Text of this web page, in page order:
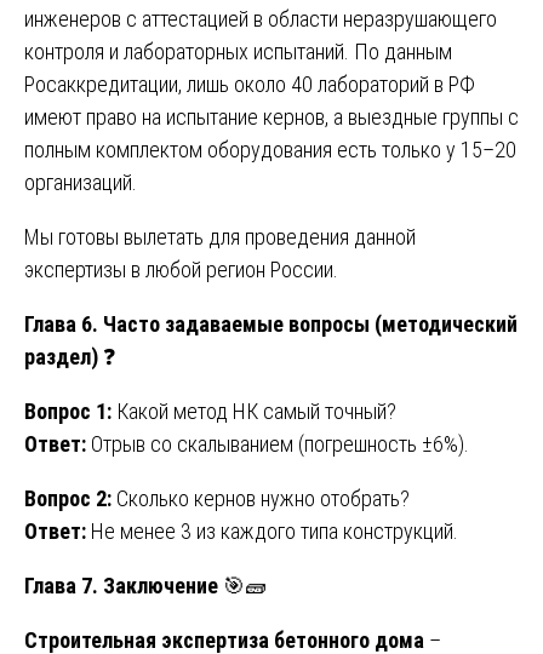
инженеров с аттестацией в области неразрушающего
контроля и лабораторных испытаний. По данным
Росаккредитации, лишь около 40 лабораторий в РФ
имеют право на испытание кернов, а выездные группы с
полным комплектом оборудования есть только у 15–20
организаций.
Мы готовы вылетать для проведения данной
экспертизы в любой регион России.
Глава 6. Часто задаваемые вопросы (методический
раздел) ❓
Вопрос 1: Какой метод НК самый точный?
Ответ: Отрыв со скалыванием (погрешность ±6%).
Вопрос 2: Сколько кернов нужно отобрать?
Ответ: Не менее 3 из каждого типа конструкций.
Глава 7. Заключение 🎯🧱
Строительная экспертиза бетонного дома –